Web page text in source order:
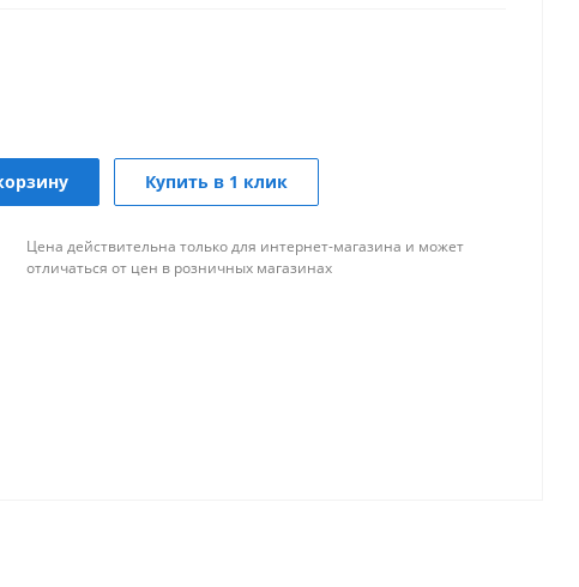
Купить в 1 клик
Цена действительна только для интернет-магазина и может
отличаться от цен в розничных магазинах